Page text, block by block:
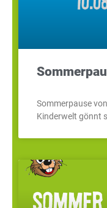
Sommerpause
Kinderwelt gönnt